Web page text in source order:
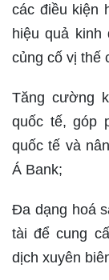
các điều kiện
hiệu quả kinh
củng cố vị thế
Tăng cường
quốc tế, góp
quốc tế và
Á Bank;
Đa dạng hoá
tài để cung
dịch xuyên